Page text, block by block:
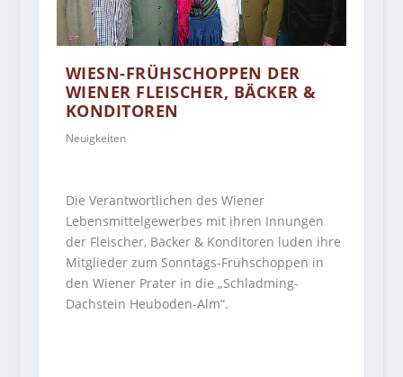
WIESN-FRÜHSCHOPPEN DER
WIENER FLEISCHER, BÄCKER &
KONDITOREN
Neuigkeiten
Die Verantwortlichen des Wiener
Lebensmittelgewerbes mit ihren Innungen
der Fleischer, Bäcker & Konditoren luden ihre
Mitglieder zum Sonntags-Frühschoppen in
den Wiener Prater in die „Schladming-
Dachstein Heuboden-Alm“.